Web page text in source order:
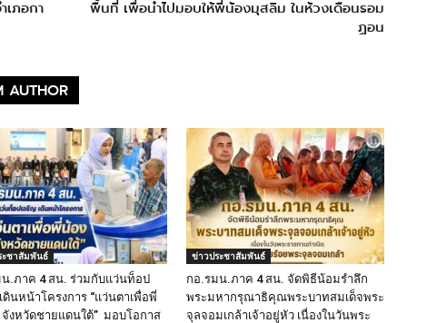
ภอกา
พื้นที่ เพื่อนำไปมอบให้พี่น้องมุสลิม ในห้วงเดือนรอม
ฏอน
AUTHOR
ะชาสัมพันธ์
.ภาค 4 สน. ร่วมกับแว่นท็อป
ดินหน้าโครงการ “แว่นตาเพื่อพี่
จังหวัดชายแดนใต้” มอบโอกาส
ข่าวประชาสัมพันธ์
กอ.รมน.ภาค 4 สน. จัดพิธีน้อมรำลึก
พระมหากรุณาธิคุณพระบาทสมเด็จพระ
จุลจอมเกล้าเจ้าอยู่หัว เนื่องในวันพระ